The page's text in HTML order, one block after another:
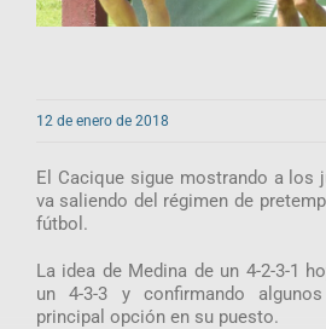
12 de enero de 2018
El Cacique sigue mostrando a los
va saliendo del régimen de
fútbol.
La idea de Medina de un 4-2-3-1
un 4-3-3 y confirmando
principal opción en su puesto.